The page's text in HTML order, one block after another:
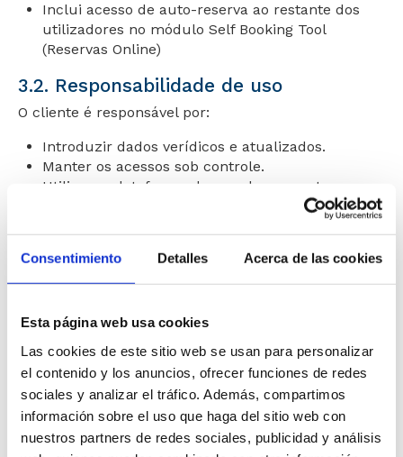
Consentimiento Detalles Acerca de las cookies
Esta página web usa cookies
Las cookies de este sitio web se usan para personalizar
el contenido y los anuncios, ofrecer funciones de redes
sociales y analizar el tráfico. Además, compartimos
información sobre el uso que haga del sitio web con
nuestros partners de redes sociales, publicidad y análisis
Inclui acesso de auto-reserva ao restante dos
utilizadores no módulo Self Booking Tool
(Reservas Online)
3.2. Responsabilidade de uso
O cliente é responsável por:
Introduzir dados verídicos e atualizados.
Manter os acessos sob controle.
Utilizar a plataforma de acordo com estas
A Destinux não será responsável por erros
decorrentes de informações incorretas fornecidas
pelo utilizador.
Condições Económicas
4.1. Reservas Online (SBTA)
0 € por reserva realizada integralmente online na
Destinux.
4.2. Serviço Off-line (PTA)